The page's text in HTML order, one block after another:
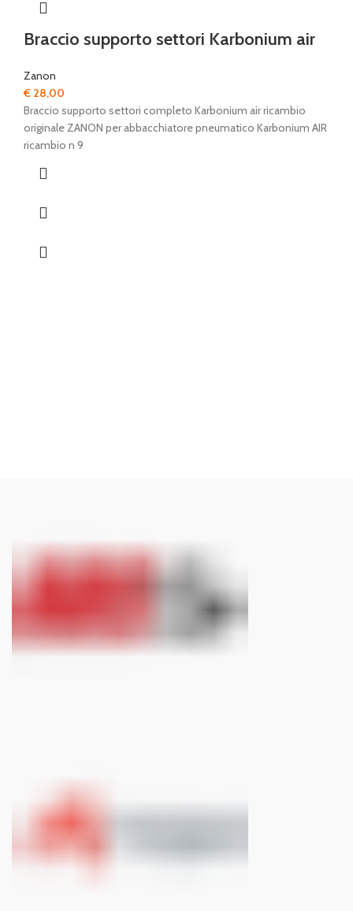
Braccio supporto settori Karbonium air
Zanon
€ 28,00
Braccio supporto settori completo Karbonium air ricambio
originale ZANON per abbacchiatore pneumatico Karbonium AIR
ricambio n 9